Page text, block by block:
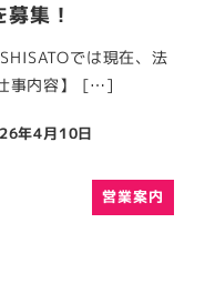
集！
では現在、法
事内容】 […]
年4月10日
営業案内